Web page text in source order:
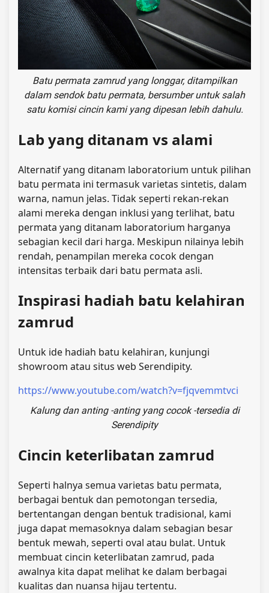
Batu permata zamrud yang longgar, ditampilkan
dalam sendok batu permata, bersumber untuk salah
satu komisi cincin kami yang dipesan lebih dahulu.
Lab yang ditanam vs alami
Alternatif yang ditanam laboratorium untuk pilihan
batu permata ini termasuk varietas sintetis, dalam
warna, namun jelas. Tidak seperti rekan-rekan
alami mereka dengan inklusi yang terlihat, batu
permata yang ditanam laboratorium harganya
sebagian kecil dari harga. Meskipun nilainya lebih
rendah, penampilan mereka cocok dengan
intensitas terbaik dari batu permata asli.
Inspirasi hadiah batu kelahiran
zamrud
Untuk ide hadiah batu kelahiran, kunjungi
showroom atau situs web Serendipity.
https://www.youtube.com/watch?v=fjqvemmtvci
Kalung dan anting -anting yang cocok -tersedia di
Serendipity
Cincin keterlibatan zamrud
Seperti halnya semua varietas batu permata,
berbagai bentuk dan pemotongan tersedia,
bertentangan dengan bentuk tradisional, kami
juga dapat memasoknya dalam sebagian besar
bentuk mewah, seperti oval atau bulat. Untuk
membuat cincin keterlibatan zamrud, pada
awalnya kita dapat melihat ke dalam berbagai
kualitas dan nuansa hijau tertentu.